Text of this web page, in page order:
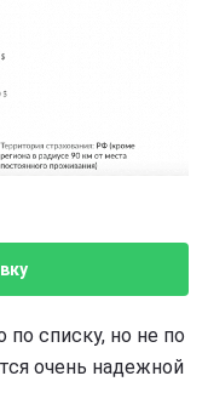
списку, но не по
очень надежной